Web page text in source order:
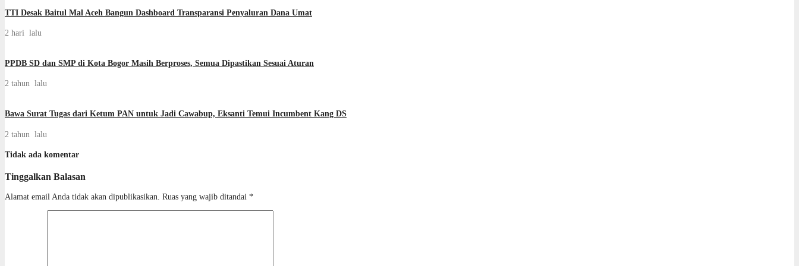
TTI Desak Baitul Mal Aceh Bangun Dashboard Transparansi Penyaluran Dana Umat
2 hari lalu
PPDB SD dan SMP di Kota Bogor Masih Berproses, Semua Dipastikan Sesuai Aturan
2 tahun lalu
Bawa Surat Tugas dari Ketum PAN untuk Jadi Cawabup, Eksanti Temui Incumbent Kang DS
2 tahun lalu
Tidak ada komentar
Tinggalkan Balasan
Alamat email Anda tidak akan dipublikasikan. Ruas yang wajib ditandai *